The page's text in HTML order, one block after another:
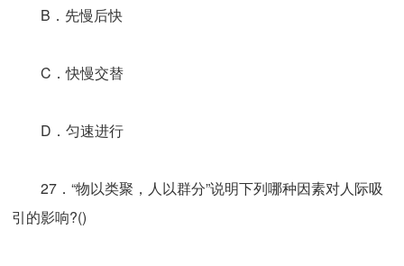
B．先慢后快
C．快慢交替
D．匀速进行
27．“物以类聚，人以群分”说明下列哪种因素对人际吸
引的影响?()